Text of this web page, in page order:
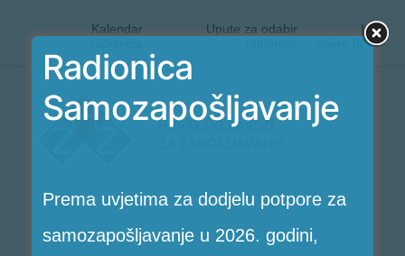
Kalendar
Upute za odabir
|
mjere.hr
Preskoči
Radionice
Radionica
Samozapošljavanje
Prema uvjetima za dodjelu potpore za
samozapošljavanje u 2026. godini,